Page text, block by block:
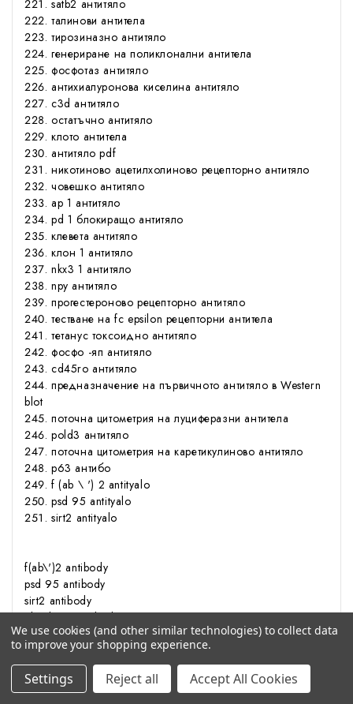
satb2 антитяло
талинови антитела
тирозиназно антитяло
генериране на поликлонални антитела
фосфотаз антитяло
антихиалуронова киселина антитяло
c3d антитяло
остатъчно антитяло
клото антитела
антитяло pdf
никотиново ацетилхолиново рецепторно антитяло
човешко антитяло
ap 1 антитяло
pd 1 блокиращо антитяло
клевета антитяло
клон 1 антитяло
nkx3 1 антитяло
npy антитяло
прогестероново рецепторно антитяло
тестване на fc epsilon рецепторни антитела
тетанус токсоидно антитяло
фосфо -яп антитяло
cd45ro антитяло
предназначение на първичното антитяло в Western
blot
поточна цитометрия на луциферазни антитела
pold3 антитяло
поточна цитометрия на каретикулиново антитяло
p63 антибо
f (ab \ ') 2 antityalo
psd 95 antityalo
sirt2 antityalo
f(ab\')2 antibody
psd 95 antibody
sirt2 antibody
hla class i antibody
atgl antibody
irak4 antibody
bsep antibody
shp 1 antibody
We use cookies (and other similar technologies) to collect data
to improve your shopping experience.
Settings Reject all Accept All Cookies